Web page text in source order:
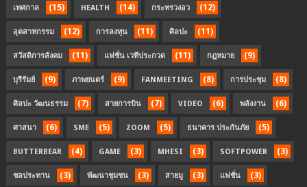
เทศกาล (15) HEALTH (14) กระทรวงอว (12)
อุตสาหกรรม (12) การลงทุน (11) ศิลปะ (11)
สวัสดิการสังคม (11) แฟชั่น เวทีประกวด (11) กฎหมาย (9)
บุรีรัมย์ (9) ภาพยนตร์ (9) FANMEETING (8) การประชุม (8)
ศิลปะ วัฒนธรรม (7) สายการบิน (7) VIDEO (6) พลังงาน (6)
ศาสนา (6) SME (5) ZOOM (5) ธนาคาร ประกันภัย (5)
BUTTERBEAR (4) GAME (3) MHESI (3) SOFTPOWER (3)
ชลประทาน (3) พัฒนาชุมชน (3) สายมู (3) แฟชั่น (3)